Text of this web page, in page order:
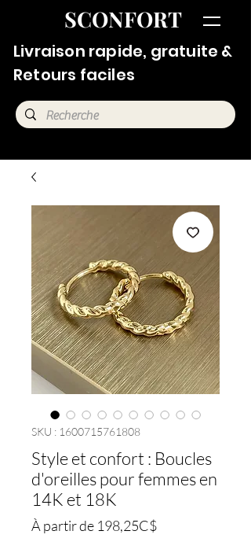
SCONFORT
Livraison rapide, gratuite &
Retours faciles
SKU : 1600715761808
Style et confort : Boucles
d'oreilles pour femmes en
14K et 18K
À partir de 198,25C$Prix